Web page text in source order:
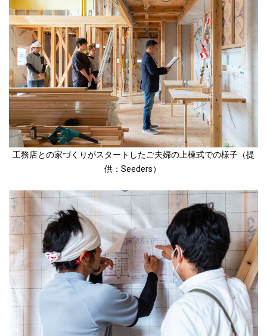
工務店との家づくりがスタートしたご夫婦の上棟式での様子（提
供：Seeders）